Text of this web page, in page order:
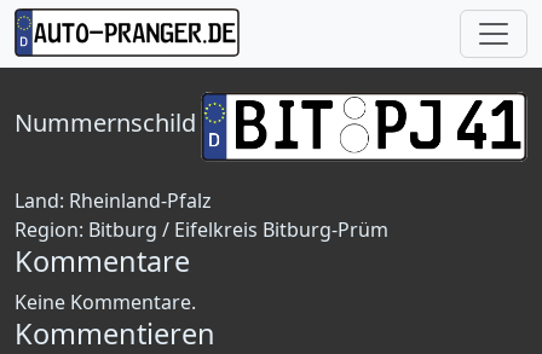
Nummernschild
Land: Rheinland-Pfalz
Region: Bitburg / Eifelkreis Bitburg-Prüm
Kommentare
Keine Kommentare.
Kommentieren